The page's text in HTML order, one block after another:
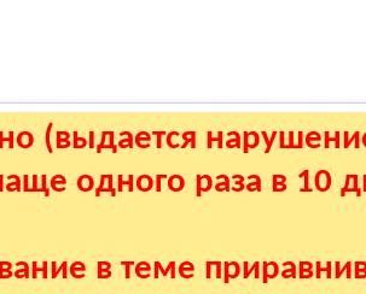
(выдается
одного раза в 10
в теме